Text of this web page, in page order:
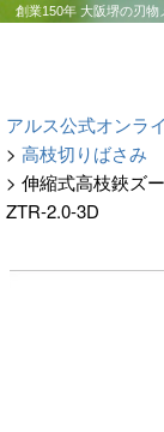
創業150年 大阪堺の刃
アルス公式オンラ
高枝切りばさみ
伸縮式高枝鋏ズ
ZTR-2.0-3D